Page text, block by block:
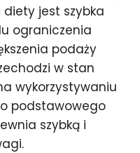
jest szybka
ograniczenia
podaży
w stan
wykorzystywaniu
podstawowego
szybką i